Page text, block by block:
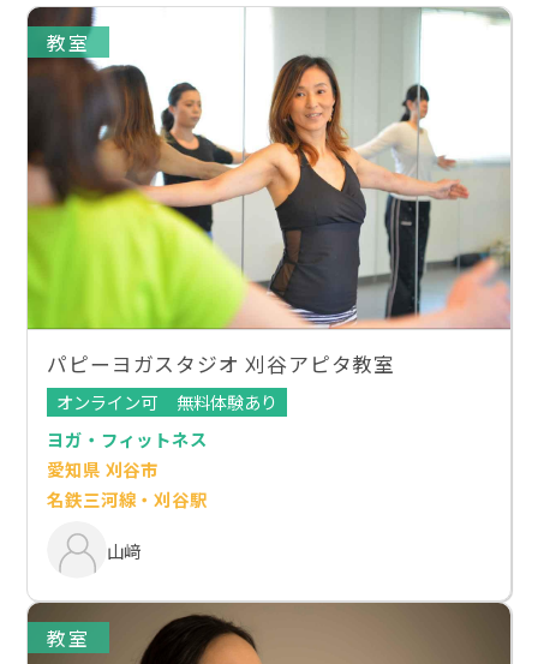
教室
パピーヨガスタジオ 刈谷アピタ教室
オンライン可
無料体験あり
ヨガ・フィットネス
愛知県 刈谷市
名鉄三河線・刈谷駅
山﨑
教室